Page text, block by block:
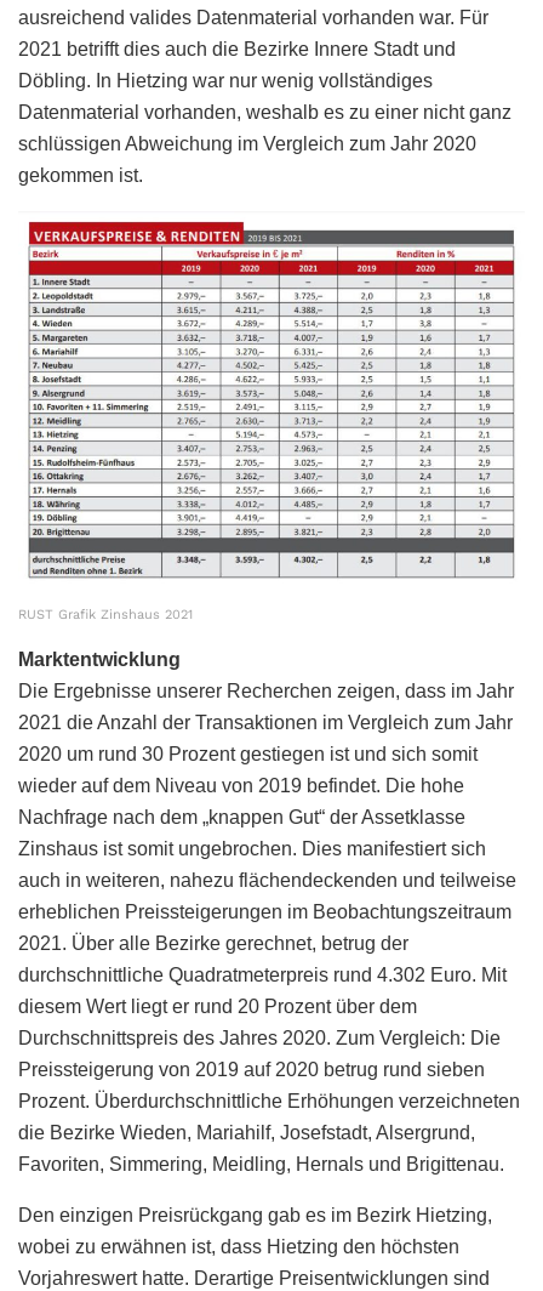
ausreichend valides Datenmaterial vorhanden war. Für
2021 betrifft dies auch die Bezirke Innere Stadt und
Döbling. In Hietzing war nur wenig vollständiges
Datenmaterial vorhanden, weshalb es zu einer nicht ganz
schlüssigen Abweichung im Vergleich zum Jahr 2020
gekommen ist.
RUST Grafik Zinshaus 2021
Marktentwicklung
Die Ergebnisse unserer Recherchen zeigen, dass im Jahr
2021 die Anzahl der Transaktionen im Vergleich zum Jahr
2020 um rund 30 Prozent gestiegen ist und sich somit
wieder auf dem Niveau von 2019 befindet. Die hohe
Nachfrage nach dem „knappen Gut“ der Assetklasse
Zinshaus ist somit ungebrochen. Dies manifestiert sich
auch in weiteren, nahezu flächendeckenden und teilweise
erheblichen Preissteigerungen im Beobachtungszeitraum
2021. Über alle Bezirke gerechnet, betrug der
durchschnittliche Quadratmeterpreis rund 4.302 Euro. Mit
diesem Wert liegt er rund 20 Prozent über dem
Durchschnittspreis des Jahres 2020. Zum Vergleich: Die
Preissteigerung von 2019 auf 2020 betrug rund sieben
Prozent. Überdurchschnittliche Erhöhungen verzeichneten
die Bezirke Wieden, Mariahilf, Josefstadt, Alsergrund,
Favoriten, Simmering, Meidling, Hernals und Brigittenau.
Den einzigen Preisrückgang gab es im Bezirk Hietzing,
wobei zu erwähnen ist, dass Hietzing den höchsten
Vorjahreswert hatte. Derartige Preisentwicklungen sind